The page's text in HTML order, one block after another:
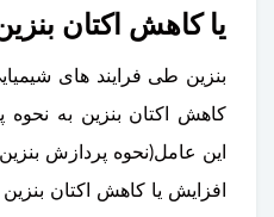
یا کاهش اکتان
بنزین طی فرایند های
کاهش اکتان بنزین به
این عامل(نحوه پردازش
افزایش یا کاهش اکتان